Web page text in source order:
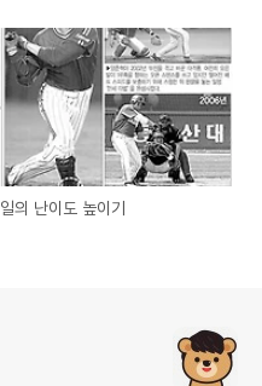
일의 난이도 높이기